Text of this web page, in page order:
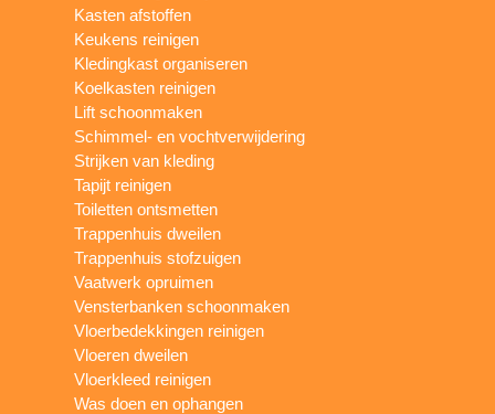
Kasten afstoffen
Keukens reinigen
Kledingkast organiseren
Koelkasten reinigen
Lift schoonmaken
Schimmel- en vochtverwijdering
Strijken van kleding
Tapijt reinigen
Toiletten ontsmetten
Trappenhuis dweilen
Trappenhuis stofzuigen
Vaatwerk opruimen
Vensterbanken schoonmaken
Vloerbedekkingen reinigen
Vloeren dweilen
Vloerkleed reinigen
Was doen en ophangen